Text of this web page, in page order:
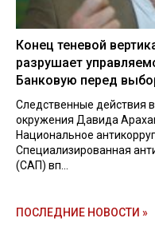
Конец теневой
разрушает
Банковую перед
Следственные действия
окружения Давида
Национальное
Специализированная
(САП) вп...
ПОСЛЕДНИЕ НОВОСТИ »